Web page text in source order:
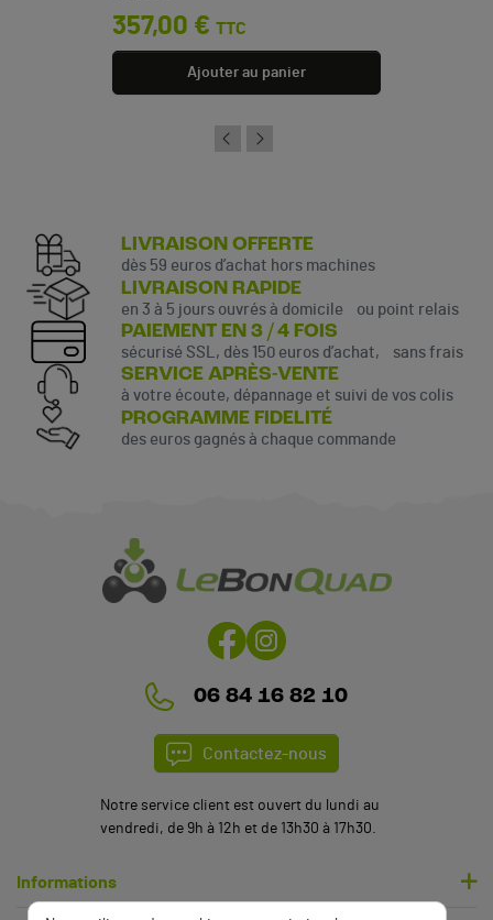
357,00 € TTC
Ajouter au panier
LIVRAISON OFFERTE
dès 59 euros d’achat hors machines
LIVRAISON RAPIDE
en 3 à 5 jours ouvrés à domicile ou point relais
PAIEMENT EN 3 / 4 FOIS
sécurisé SSL, dès 150 euros d’achat, sans frais
SERVICE APRÈS-VENTE
à votre écoute, dépannage et suivi de vos colis
PROGRAMME FIDELITÉ
des euros gagnés à chaque commande
06 84 16 82 10
Contactez-nous
Notre service client est ouvert du lundi au
vendredi, de 9h à 12h et de 13h30 à 17h30.
Informations